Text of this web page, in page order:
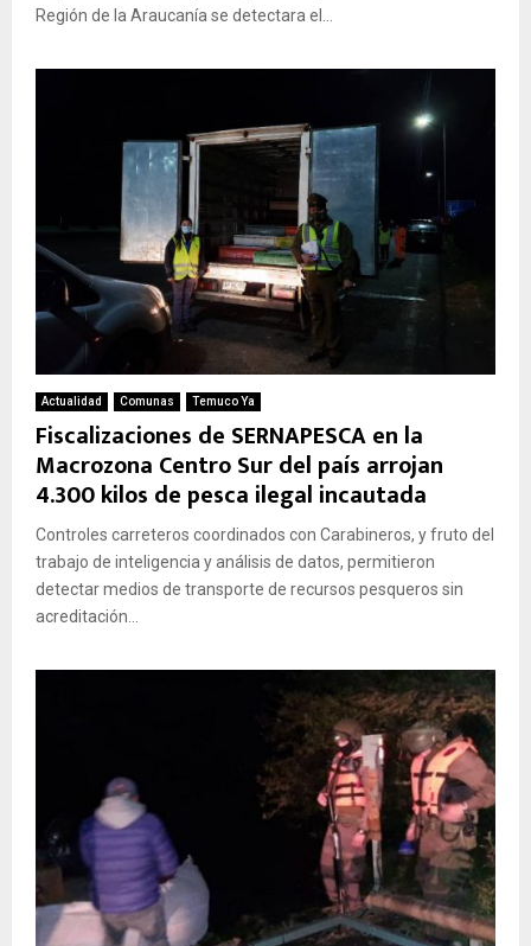
Región de la Araucanía se detectara el...
Actualidad Comunas Temuco Ya
Fiscalizaciones de SERNAPESCA en la
Macrozona Centro Sur del país arrojan
4.300 kilos de pesca ilegal incautada
Controles carreteros coordinados con Carabineros, y fruto del
trabajo de inteligencia y análisis de datos, permitieron
detectar medios de transporte de recursos pesqueros sin
acreditación...